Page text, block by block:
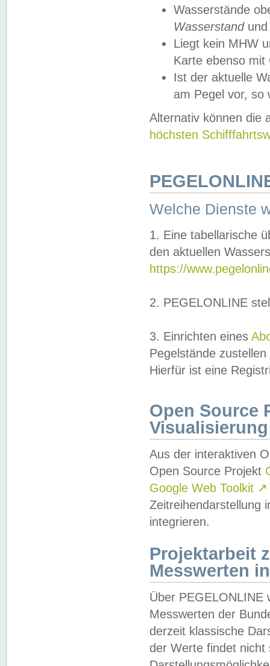
Wasserstände
Wasserstandund
Liegt kein MHW
Karte ebenso mit
Ist der aktuelle
am Pegel vor,
Alternativ können die
höchsten
Welche Dienste
1. Eine tabellarische
den aktuellen
https://
2. PEGELONLINE
3. Einrichten eines
Pegelstände
Hierfür ist eine
Open Source
Visualisierung
Aus der interaktiven
Open Source Projekt
Google Web Toolkit ↗
Zeitreihendarstellung
integrieren.
Projektarbeit
Messwerten
Über PEGELONLINE
Messwerten der
derzeit klassische
der Werte findet